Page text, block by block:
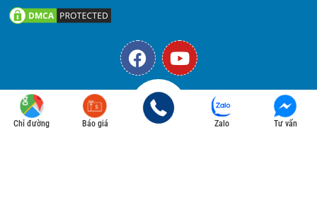
F
a
c
e
b
Y
o
u
Chỉ đường Báo giá Zalo Tư vấn